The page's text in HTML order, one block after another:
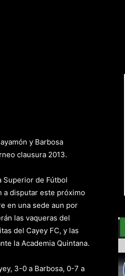
y Barbosa
clausura 2013.
Superior de Fútbol
a disputar este próximo
en una sede aun por
las vaqueras del
del Cayey FC, y las
la Academia Quintana.
3-0 a Barbosa, 0-7 a